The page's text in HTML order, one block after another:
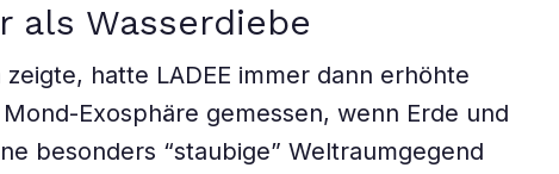
als Wasserdiebe
hatte LADEE immer dann erhöhte
Exosphäre gemessen, wenn Erde und
besonders “staubige” Weltraumgegend